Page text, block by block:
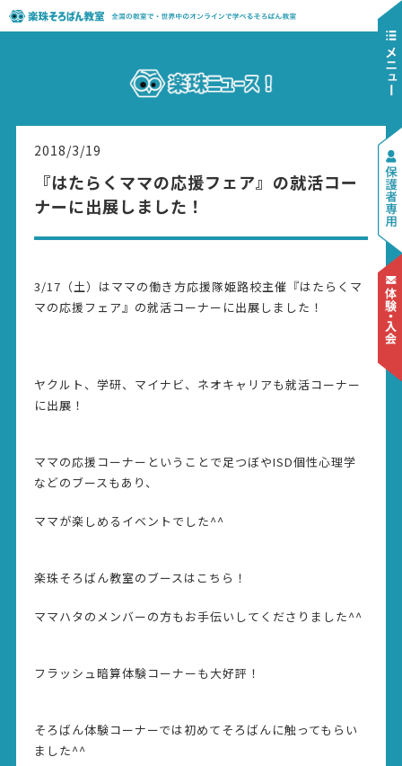
2018/3/19
『はたらくママの応援フェア』の就活コー
ナーに出展しました！
3/17（土）はママの働き方応援隊姫路校主催『はたらくマ
マの応援フェア』の就活コーナーに出展しました！
ヤクルト、学研、マイナビ、ネオキャリアも就活コーナー
に出展！
ママの応援コーナーということで足つぼやISD個性心理学
などのブースもあり、
ママが楽しめるイベントでした^^
楽珠そろばん教室のブースはこちら！
ママハタのメンバーの方もお手伝いしてくださりました^^
フラッシュ暗算体験コーナーも大好評！
そろばん体験コーナーでは初めてそろばんに触ってもらい
ました^^